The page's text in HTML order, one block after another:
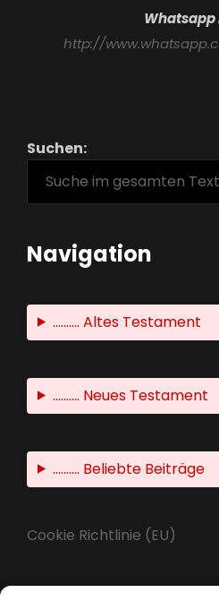
Whatsapp
http://
Suchen:
Navigation
.......... Altes Testament
.......... Neues Testament
.......... Beliebte Beiträge
Cookie Richtlinie (EU)